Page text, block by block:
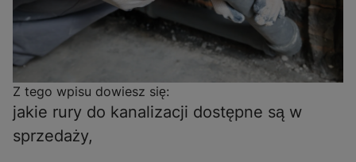
Z tego wpisu dowiesz się:
jakie rury do kanalizacji dostępne są w
sprzedaży,